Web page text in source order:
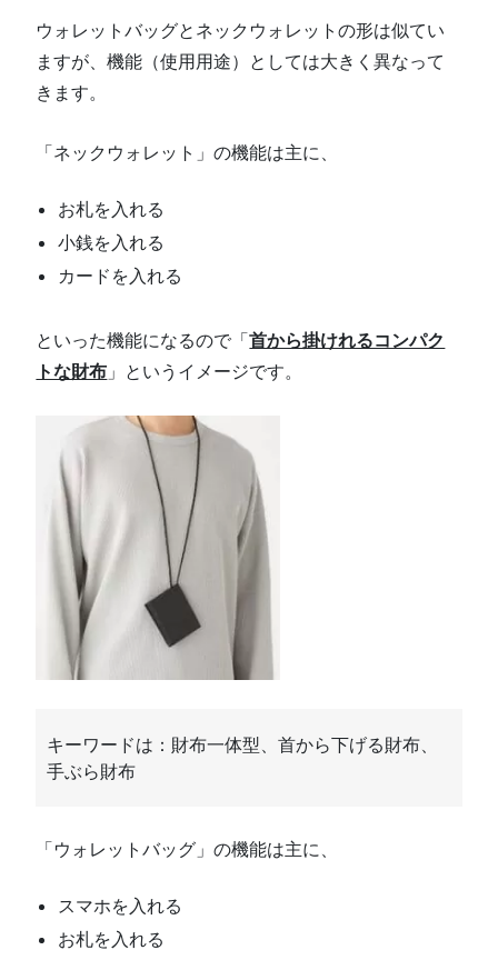
ウォレットバッグとネックウォレットの形は似てい
ますが、機能（使用用途）としては大きく異なって
きます。
「ネックウォレット」の機能は主に、
お札を入れる
小銭を入れる
カードを入れる
といった機能になるので「首から掛けれるコンパク
トな財布 」というイメージです。
キーワードは：財布一体型、首から下げる財布、
手ぶら財布
「ウォレットバッグ」の機能は主に、
スマホを入れる
お札を入れる